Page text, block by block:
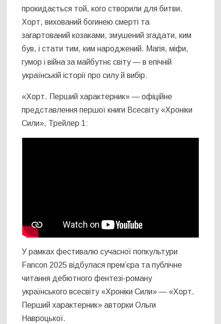
прокидається той, кого створили для битви.
Хорт, вихований богинею смерті та
загартований козаками, змушений згадати, ким
був, і стати тим, ким народжений. Магія, міфи,
гумор і війна за майбутнє світу — в епічній
українській історії про силу й вибір.
«Хорт. Перший характерник» — офіційне
представлення першої книги Всесвіту «Хроніки
Сили», Трейлер 1:
У рамках фестивалю сучасної попкультури
Fancon 2025 відбулася прем’єра та публічне
читання дебютного фентезі-роману
українського всесвіту «Хроніки Сили» — «Хорт.
Перший характерник» авторки Ольги
Навроцької.